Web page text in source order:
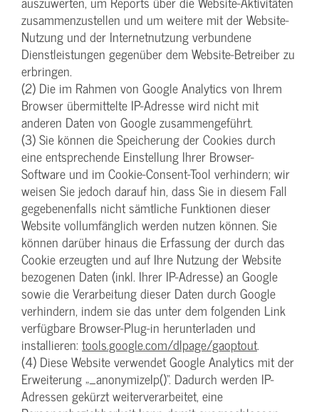
zusammenzustellen und um weitere mit der Website-
Nutzung und der Internetnutzung verbundene
Dienstleistungen gegenüber dem Website-Betreiber zu
erbringen.
(2) Die im Rahmen von Google Analytics von Ihrem
Browser übermittelte IP-Adresse wird nicht mit
anderen Daten von Google zusammengeführt.
(3) Sie können die Speicherung der Cookies durch
eine entsprechende Einstellung Ihrer Browser-
Software und im Cookie-Consent-Tool verhindern; wir
weisen Sie jedoch darauf hin, dass Sie in diesem Fall
gegebenenfalls nicht sämtliche Funktionen dieser
Website vollumfänglich werden nutzen können. Sie
können darüber hinaus die Erfassung der durch das
Cookie erzeugten und auf Ihre Nutzung der Website
bezogenen Daten (inkl. Ihrer IP-Adresse) an Google
sowie die Verarbeitung dieser Daten durch Google
verhindern, indem sie das unter dem folgenden Link
verfügbare Browser-Plug-in herunterladen und
installieren: tools.google.com/dlpage/gaoptout.
(4) Diese Website verwendet Google Analytics mit der
Erweiterung „_anonymizeIp()“. Dadurch werden IP-
Adressen gekürzt weiterverarbeitet, eine